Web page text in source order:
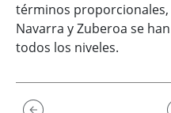
términos
Navarra y Zuberoa se
todos los niveles.